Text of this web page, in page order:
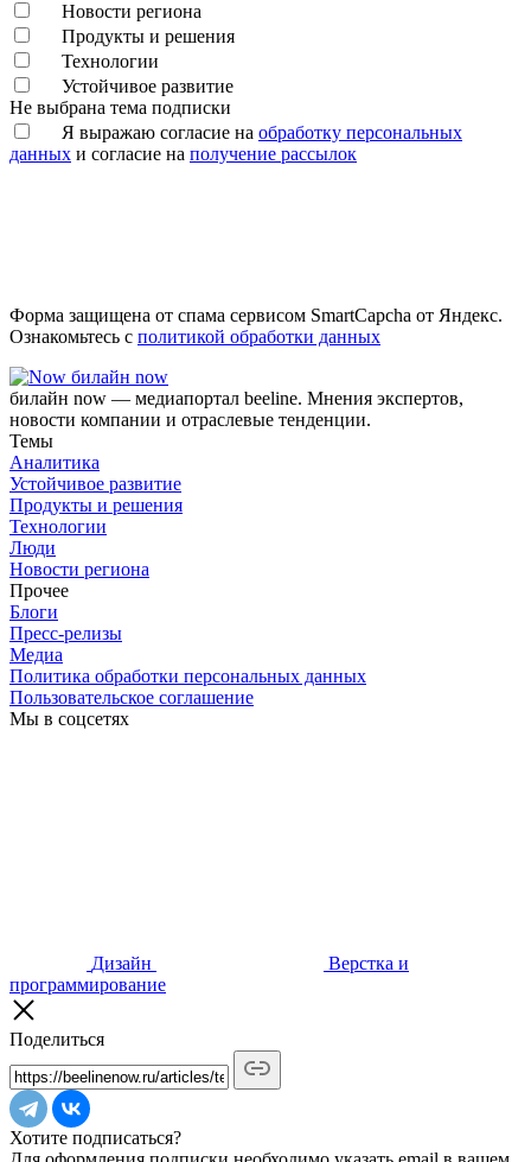
Новости региона
Продукты и решения
Технологии
Устойчивое развитие
Не выбрана тема подписки
Я выражаю согласие на обработку персональных
данных и согласие на получение рассылок
Форма защищена от спама сервисом SmartCapcha от Яндекс.
Ознакомьтесь с политикой обработки данных
билайн now
билайн now — медиапортал beeline. Мнения экспертов,
новости компании и отраслевые тенденции.
Темы
Аналитика
Устойчивое развитие
Продукты и решения
Технологии
Люди
Новости региона
Прочее
Блоги
Пресс-релизы
Медиа
Политика обработки персональных данных
Пользовательское соглашение
Мы в соцсетях
Дизайн
Верстка и
программирование
Поделиться
Хотите подписаться?